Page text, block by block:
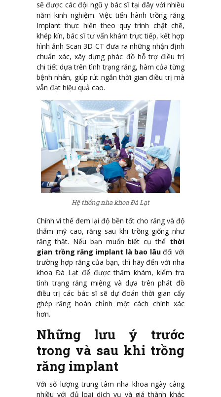
sẽ được các đội ngũ y bác sĩ tại đây với nhiều
năm kinh nghiệm. Việc tiến hành trồng răng
Implant thực hiện theo quy trình chặt chẽ,
khép kín, bác sĩ tư vấn khám trực tiếp, kết hợp
hình ảnh Scan 3D CT đưa ra những nhận định
chuẩn xác, xây dựng phác đồ hỗ trợ điều trị
chi tiết dựa trên tình trạng răng, hàm của từng
bệnh nhân, giúp rút ngắn thời gian điều trị mà
vẫn đạt hiệu quả cao.
Hệ thống nha khoa Đà Lạt
Chính vì thế đem lại độ bền tốt cho răng và độ
thẩm mỹ cao, răng sau khi trồng giống như
răng thật. Nếu bạn muốn biết cụ thể thời
gian trồng răng implant là bao lâuđối với
trường hợp răng của bạn, thì hãy đến với nha
khoa Đà Lạt để được thăm khám, kiểm tra
tình trạng răng miệng và dựa trên phát đồ
điều trị các bác sĩ sẽ dự đoán thời gian cấy
ghép răng hoàn chỉnh một cách chính xác
hơn.
Những lưu ý trước
trong và sau khi trồng
răng implant
Với số lượng trung tâm nha khoa ngày càng
nhiều với đủ loại dịch vụ và giá thành khác